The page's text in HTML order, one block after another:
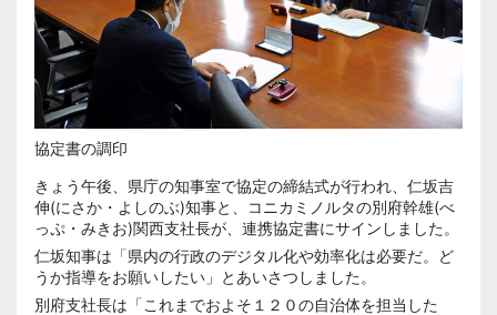
協定書の調印
きょう午後、県庁の知事室で協定の締結式が行われ、仁坂吉
伸(にさか・よしのぶ)知事と、コニカミノルタの別府幹雄(べ
っぷ・みきお)関西支社長が、連携協定書にサインしました。
仁坂知事は「県内の行政のデジタル化や効率化は必要だ。ど
うか指導をお願いしたい」とあいさつしました。
別府支社長は「これまでおよそ１２０の自治体を担当した